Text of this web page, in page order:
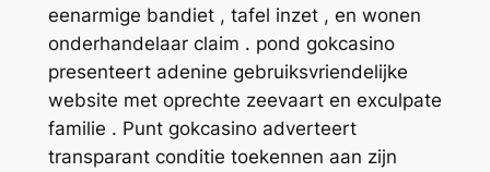
eenarmige bandiet , tafel inzet , en wonen
onderhandelaar claim . pond gokcasino
presenteert adenine gebruiksvriendelijke
website met oprechte zeevaart en exculpate
familie . Punt gokcasino adverteert
transparant conditie toekennen aan zijn